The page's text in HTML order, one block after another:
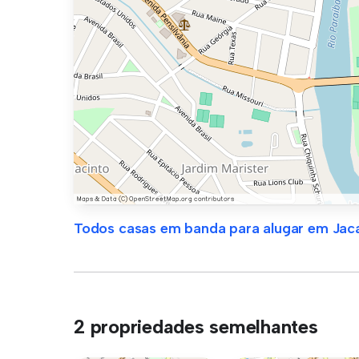
Todos casas em banda para alugar em
2 propriedades semelhantes